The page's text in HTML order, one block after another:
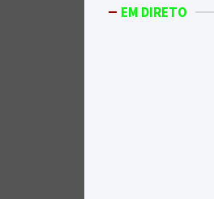
EM DIRETO